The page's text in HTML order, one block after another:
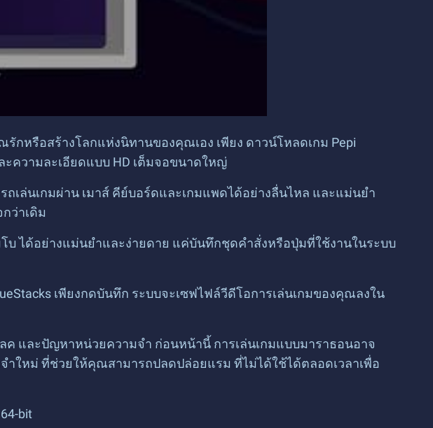
หรือสร้างโลกแห่งนิทานของคุณเอง เพียง ดาวน์โหลดเกม Pepi
ะความละเอียดแบบ HD เต็มจอขนาดใหญ่
ถเล่นเกมผ่าน เมาส์ คีย์บอร์ดและเกมแพดได้อย่างลื่นไหล และแม่นยำ
ว่าเดิม
โบ ได้อย่างแม่นยำและง่ายดาย แค่บันทึกชุดคำสั่งหรือปุ่มที่ใช้งานในระบบ
เพียงกดบันทึก ระบบจะเซฟไฟล์วีดีโอการเล่นเกมของคุณลงใน
ค และปัญหาหน่วยความจำ ก่อนหน้านี้ การเล่นเกมแบบมาราธอนอาจ
ำใหม่ ที่ช่วยให้คุณสามารถปลดปล่อยแรม ที่ไม่ได้ใช้ได้ตลอดเวลาเพื่อ
bit